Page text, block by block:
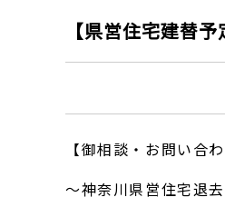
【県営住宅建替
【御相談・お問い合わ
～神奈川県営住宅退